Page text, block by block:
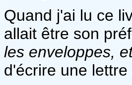
Quand j'ai lu ce
allait être son
les enveloppes,
d'écrire une